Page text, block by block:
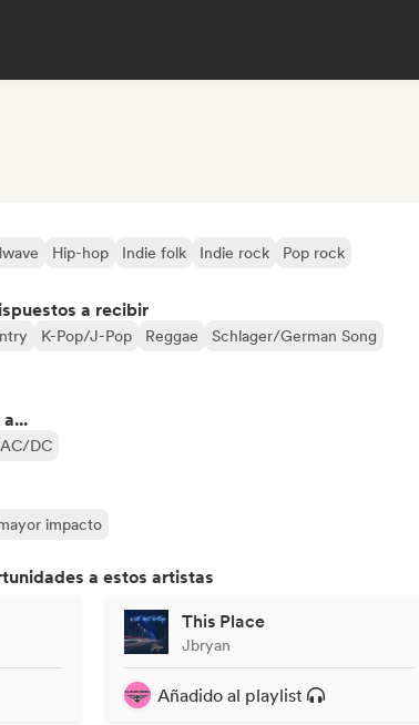
Hip-hop Indie folk Indie rock
Pop rock
a recibir
K-Pop/J-Pop Reggae
Schlager/German Song
AC/DC
impacto
a estos artistas
This Place
Jbryan
Añadido al playlist